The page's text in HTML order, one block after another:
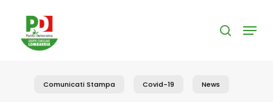
content
search
Menu
Comunicati Stampa Covid-19 News